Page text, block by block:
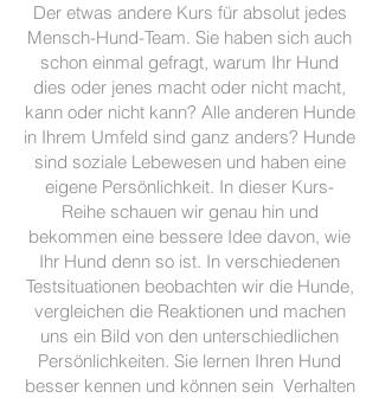
Der etwas andere Kurs für absolut jedes
Mensch-Hund-Team. Sie haben sich auch
schon einmal gefragt, warum Ihr Hund
dies oder jenes macht oder nicht macht,
kann oder nicht kann? Alle anderen Hunde
in Ihrem Umfeld sind ganz anders? Hunde
sind soziale Lebewesen und haben eine
eigene Persönlichkeit. In dieser Kurs-
Reihe schauen wir genau hin und
bekommen eine bessere Idee davon, wie
Ihr Hund denn so ist. In verschiedenen
Testsituationen beobachten wir die Hunde,
vergleichen die Reaktionen und machen
uns ein Bild von den unterschiedlichen
Persönlichkeiten. Sie lernen Ihren Hund
besser kennen und können sein Verhalten